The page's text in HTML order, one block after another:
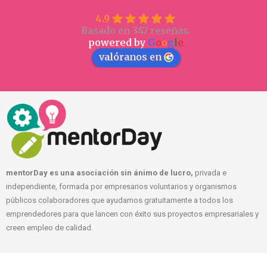
4.9
Basado en 347 reseñas.
powered by Google
valóranos en
mentorDay es una asociación sin ánimo de lucro, privada e
independiente, formada por empresarios voluntarios y organismos
públicos colaboradores que ayudamos gratuitamente a todos los
emprendedores para que lancen con éxito sus proyectos empresariales y
creen empleo de calidad.